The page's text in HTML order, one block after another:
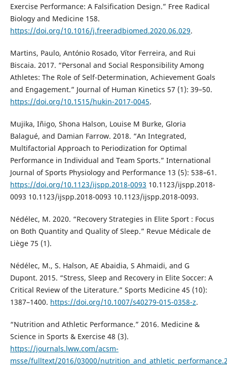
Exercise Performance: A Falsification Design.” Free Radical
Biology and Medicine 158.
https://doi.org/10.1016/j.freeradbiomed.2020.06.029.
Martins, Paulo, António Rosado, Vítor Ferreira, and Rui
Biscaia. 2017. “Personal and Social Responsibility Among
Athletes: The Role of Self-Determination, Achievement Goals
and Engagement.” Journal of Human Kinetics 57 (1): 39–50.
https://doi.org/10.1515/hukin-2017-0045.
Mujika, Iñigo, Shona Halson, Louise M Burke, Gloria
Balagué, and Damian Farrow. 2018. “An Integrated,
Multifactorial Approach to Periodization for Optimal
Performance in Individual and Team Sports.” International
Journal of Sports Physiology and Performance 13 (5): 538–61.
https://doi.org/10.1123/ijspp.2018-0093 10.1123/ijspp.2018-
0093 10.1123/ijspp.2018-0093 10.1123/ijspp.2018-0093.
Nédélec, M. 2020. “Recovery Strategies in Elite Sport : Focus
on Both Quantity and Quality of Sleep.” Revue Médicale de
Liège 75 (1).
Nédélec, M., S. Halson, AE Abaidia, S Ahmaidi, and G
Dupont. 2015. “Stress, Sleep and Recovery in Elite Soccer: A
Critical Review of the Literature.” Sports Medicine 45 (10):
1387–1400. https://doi.org/10.1007/s40279-015-0358-z.
“Nutrition and Athletic Performance.” 2016. Medicine &
Science in Sports & Exercise 48 (3).
https://journals.lww.com/acsm-
msse/fulltext/2016/03000/